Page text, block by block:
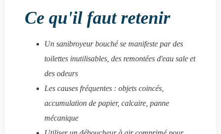
Ce qu'il faut retenir
Un sanibroyeur bouché se manifeste par des
toilettes inutilisables, des remontées d'eau sale et
des odeurs
Les causes fréquentes : objets coincés,
accumulation de papier, calcaire, panne
mécanique